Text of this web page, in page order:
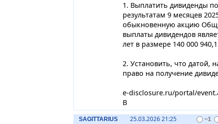
1. Выплатить дивиденды
результатам 9 месяцев
обыкновенную акцию
выплаты дивидендов
лет в размере 140 000
2. Установить, что датой,
право на получение
e-disclosure.ru/portal/
B
SAGITTARIUS 25.03.2026 21:25 −1